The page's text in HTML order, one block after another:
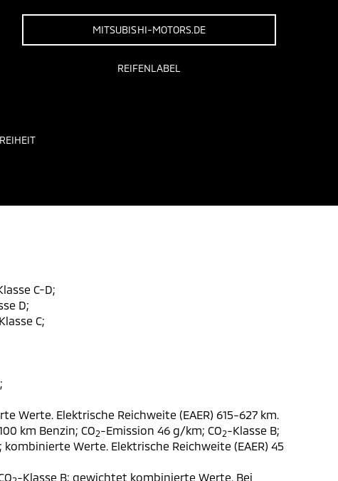
MITSUBISHI-MOTORS.DE
REIFENLABEL
C-D;
D;
C;
Werte. Elektrische Reichweite (EAER) 615-627 km.
km Benzin; CO2-Emission 46 g/km; CO2-Klasse B;
kombinierte Werte. Elektrische Reichweite (EAER) 45
-Klasse B; gewichtet kombinierte Werte. Bei